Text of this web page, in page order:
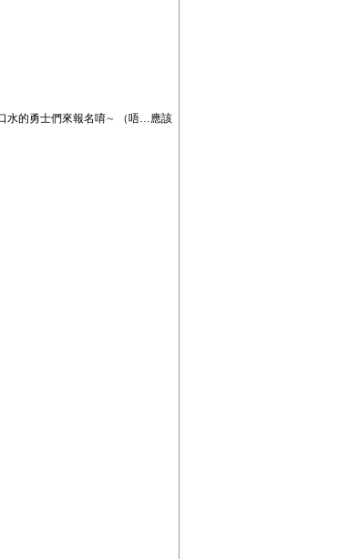
水的勇士們來報名唷∼ （唔…應該